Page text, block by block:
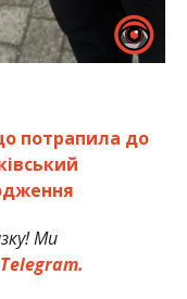
потрапила до
Ми
Telegram.